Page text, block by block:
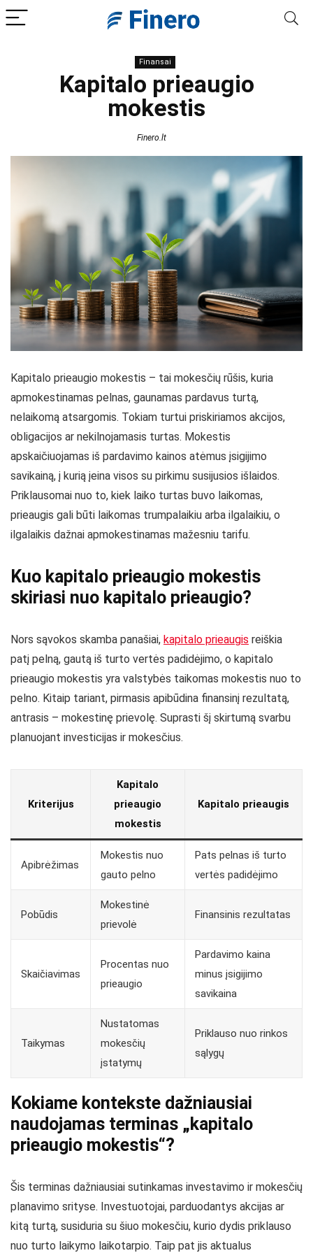
Finansai
Kapitalo prieaugio
mokestis
Finero.lt
Kapitalo prieaugio mokestis – tai mokesčių rūšis, kuria
apmokestinamas pelnas, gaunamas pardavus turtą,
nelaikomą atsargomis. Tokiam turtui priskiriamos akcijos,
obligacijos ar nekilnojamasis turtas. Mokestis
apskaičiuojamas iš pardavimo kainos atėmus įsigijimo
savikainą, į kurią įeina visos su pirkimu susijusios išlaidos.
Priklausomai nuo to, kiek laiko turtas buvo laikomas,
prieaugis gali būti laikomas trumpalaikiu arba ilgalaikiu, o
ilgalaikis dažnai apmokestinamas mažesniu tarifu.
Kuo kapitalo prieaugio mokestis
skiriasi nuo kapitalo prieaugio?
Nors sąvokos skamba panašiai, kapitalo prieaugis reiškia
patį pelną, gautą iš turto vertės padidėjimo, o kapitalo
prieaugio mokestis yra valstybės taikomas mokestis nuo to
pelno. Kitaip tariant, pirmasis apibūdina finansinį rezultatą,
antrasis – mokestinę prievolę. Suprasti šį skirtumą svarbu
planuojant investicijas ir mokesčius.
Kriterijus
Kapitalo
prieaugio
mokestis
Kapitalo prieaugis
Apibrėžimas
Mokestis nuo
gauto pelno
Pats pelnas iš turto
vertės padidėjimo
Pobūdis
Mokestinė
prievolė
Finansinis rezultatas
Skaičiavimas
Procentas nuo
prieaugio
Pardavimo kaina
minus įsigijimo
savikaina
Taikymas
Nustatomas
mokesčių
įstatymų
Priklauso nuo rinkos
sąlygų
Kokiame kontekste dažniausiai
naudojamas terminas „kapitalo
prieaugio mokestis“?
Šis terminas dažniausiai sutinkamas investavimo ir mokesčių
planavimo srityse. Investuotojai, parduodantys akcijas ar
kitą turtą, susiduria su šiuo mokesčiu, kurio dydis priklauso
nuo turto laikymo laikotarpio. Taip pat jis aktualus